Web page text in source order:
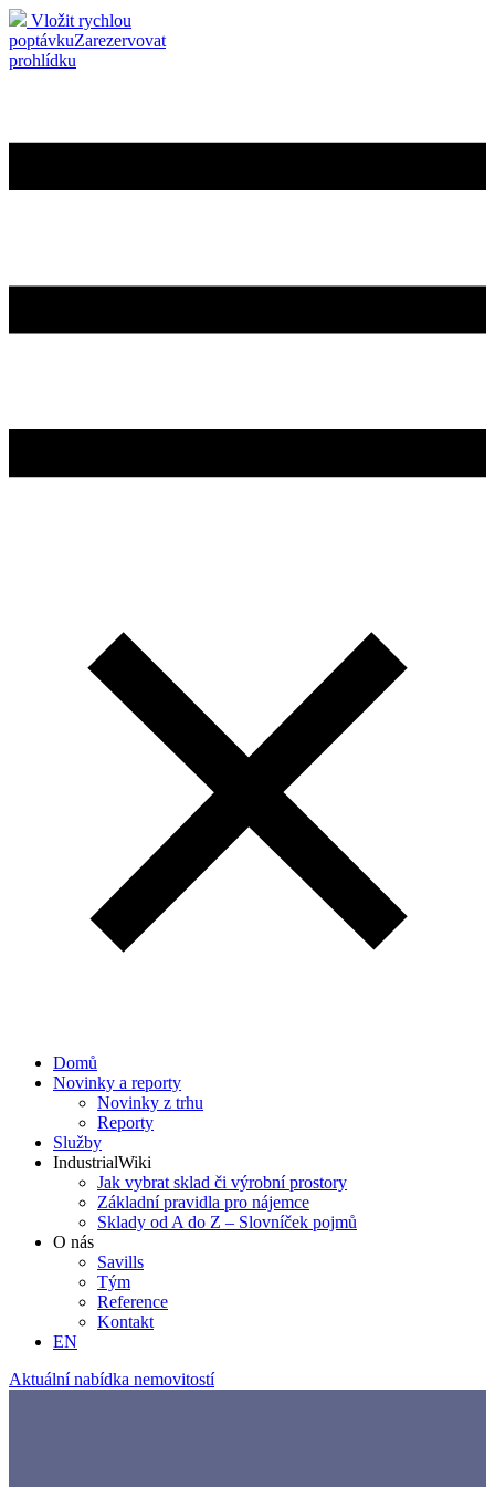
Vložit rychlou
poptávkuZarezervovat
prohlídku
Domů
Novinky a reporty
Novinky z trhu
Reporty
Služby
IndustrialWiki
Jak vybrat sklad či výrobní prostory
Základní pravidla pro nájemce
Sklady od A do Z – Slovníček pojmů
O nás
Savills
Tým
Reference
Kontakt​
EN
Aktuální nabídka nemovitostí